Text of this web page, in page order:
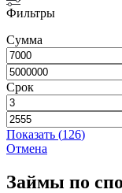
Фильтры
Сумма
Срок
Показать (126)
Отмена
Займы по